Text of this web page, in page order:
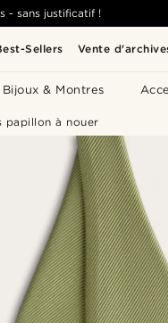
Sellers Vente
Bijoux & Montres
- sans justificatif !
papillon à nouer